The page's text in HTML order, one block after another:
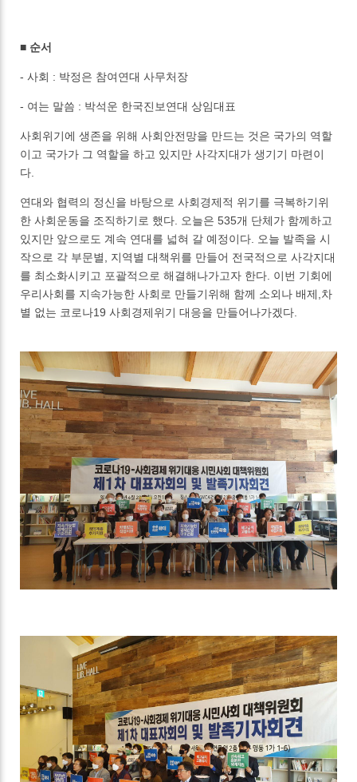
■ 순서
- 사회 : 박정은 참여연대 사무처장
- 여는 말씀 : 박석운 한국진보연대 상임대표
사회위기에 생존을 위해 사회안전망을 만드는 것은 국가의 역할
이고 국가가 그 역할을 하고 있지만 사각지대가 생기기 마련이
다.
연대와 협력의 정신을 바탕으로 사회경제적 위기를 극복하기위
한 사회운동을 조직하기로 했다. 오늘은 535개 단체가 함께하고
있지만 앞으로도 계속 연대를 넓혀 갈 예정이다. 오늘 발족을 시
작으로 각 부문별, 지역별 대책위를 만들어 전국적으로 사각지대
를 최소화시키고 포괄적으로 해결해나가고자 한다. 이번 기회에
우리사회를 지속가능한 사회로 만들기위해 함께 소외나 배제,차
별 없는 코로나19 사회경제위기 대응을 만들어나가겠다.